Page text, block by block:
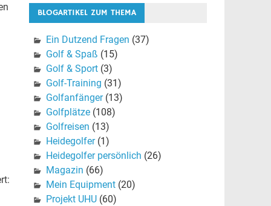
BLOGARTIKEL ZUM THEMA
Ein Dutzend Fragen (37)
Golf & Spaß (15)
Golf & Sport(3)
Golf-Training (31)
Golfanfänger(13)
Golfplätze(108)
Golfreisen (13)
Heidegolfer(1)
Heidegolfer persönlich (26)
Magazin (66)
Mein Equipment(20)
Projekt UHU(60)